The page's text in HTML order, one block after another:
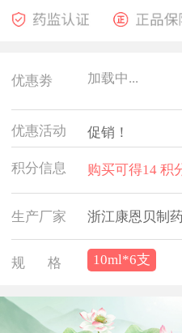
优惠劵 加载中...
优惠活动 促销！
积分信息 购买可得14 积
生产厂家 浙江康恩贝制
规 格 10ml*6支